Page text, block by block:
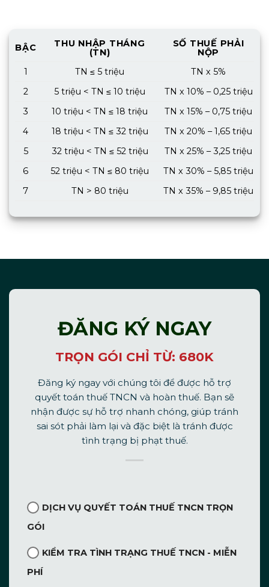
BẬC
THU NHẬP THÁNG
(TN)
SỐ THUẾ PHẢI
NỘP
1
TN ≤ 5 triệu
TN x 5%
2
5 triệu < TN ≤ 10 triệu
TN x 10% – 0,25 triệu
3
10 triệu < TN ≤ 18 triệu
TN x 15% – 0,75 triệu
4
18 triệu < TN ≤ 32 triệu
TN x 20% – 1,65 triệu
5
32 triệu < TN ≤ 52 triệu
TN x 25% – 3,25 triệu
6
52 triệu < TN ≤ 80 triệu
TN x 30% – 5,85 triệu
7
TN > 80 triệu TN x 35% – 9,85 triệu
ĐĂNG KÝ NGAY
TRỌN GÓI CHỈ TỪ: 680K
Đăng ký ngay với chúng tôi để được hỗ trợ
quyết toán thuế TNCN và hoàn thuế. Bạn sẽ
nhận được sự hỗ trợ nhanh chóng, giúp tránh
sai sót phải làm lại và đặc biệt là tránh được
tình trạng bị phạt thuế.
DỊCH VỤ QUYẾT TOÁN THUẾ TNCN TRỌN
GÓI
KIỂM TRA TÌNH TRẠNG THUẾ TNCN - MIỄN
PHÍ